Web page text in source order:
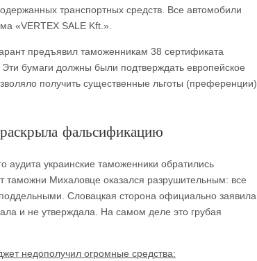
транспортных средств. Все автомобили
«VERTEX SALE Kft.».
предъявил таможенникам 38 сертификата
Эти бумаги должны были подтверждать европейское
получить существенные льготы (преференции)
фальсификацию
аудита украинские таможенники обратились
таможни Михаловце оказался разрушительным: все
Словацкая сторона официально заявила,
и не утверждала. На самом деле это грубая
недополучил огромные средства: